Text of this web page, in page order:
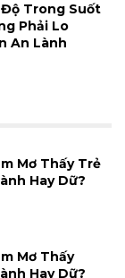
Độ Trong Suốt
Phải Lo
An Lành
Mơ Thấy Trẻ
Hay Dữ?
Mơ Thấy
Hay Dữ?